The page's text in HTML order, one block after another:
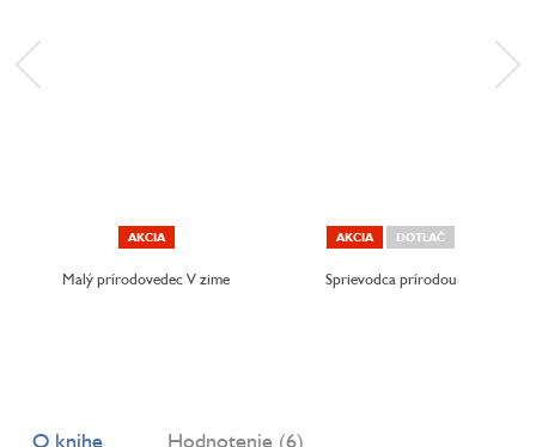
AKCIA
Malý prírodovedec V zime
AKCIA DOTLAČ
Sprievodca prírodou
O knihe Hodnotenie (6)